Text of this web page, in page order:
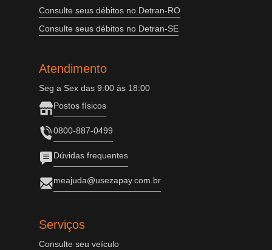
Consulte seus débitos no Detran-RO
Consulte seus débitos no Detran-SE
Atendimento
Seg a Sex das 9:00 às 18:00
Postos físicos
0800-887-0499
Dúvidas frequentes
meajuda@usezapay.com.br
Serviços
Consulte seu veículo